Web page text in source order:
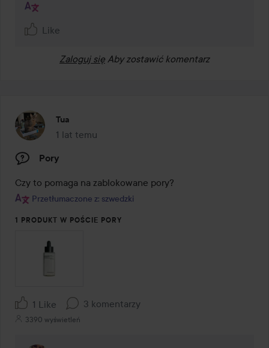
Like
Zaloguj się Aby zostawić komentarz
Tua
1 lat temu
Post został utworzony 1 lat temu
Pory
Czy to pomaga na zablokowane pory?
Przetłumaczone z: szwedzki
1 PRODUKT W POŚCIE PORY
1 Like 3 komentarzy
3390 wyświetleń